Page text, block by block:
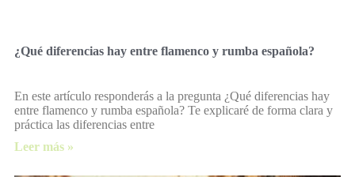
¿Qué diferencias hay entre flamenco y rumba española?
En este artículo responderás a la pregunta ¿Qué diferencias hay
entre flamenco y rumba española? Te explicaré de forma clara y
práctica las diferencias entre
Leer más »